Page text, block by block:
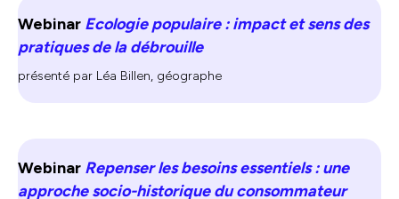
Webinar Ecologie populaire : impact et sens des
pratiques de la débrouille
présenté par Léa Billen, géographe
Webinar Repenser les besoins essentiels : une
approche socio-historique du consommateur